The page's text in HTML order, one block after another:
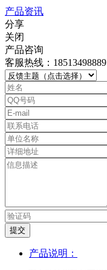
产品资讯
分享
关闭
产品咨询
客服热线：18513498889
提交
产品说明：